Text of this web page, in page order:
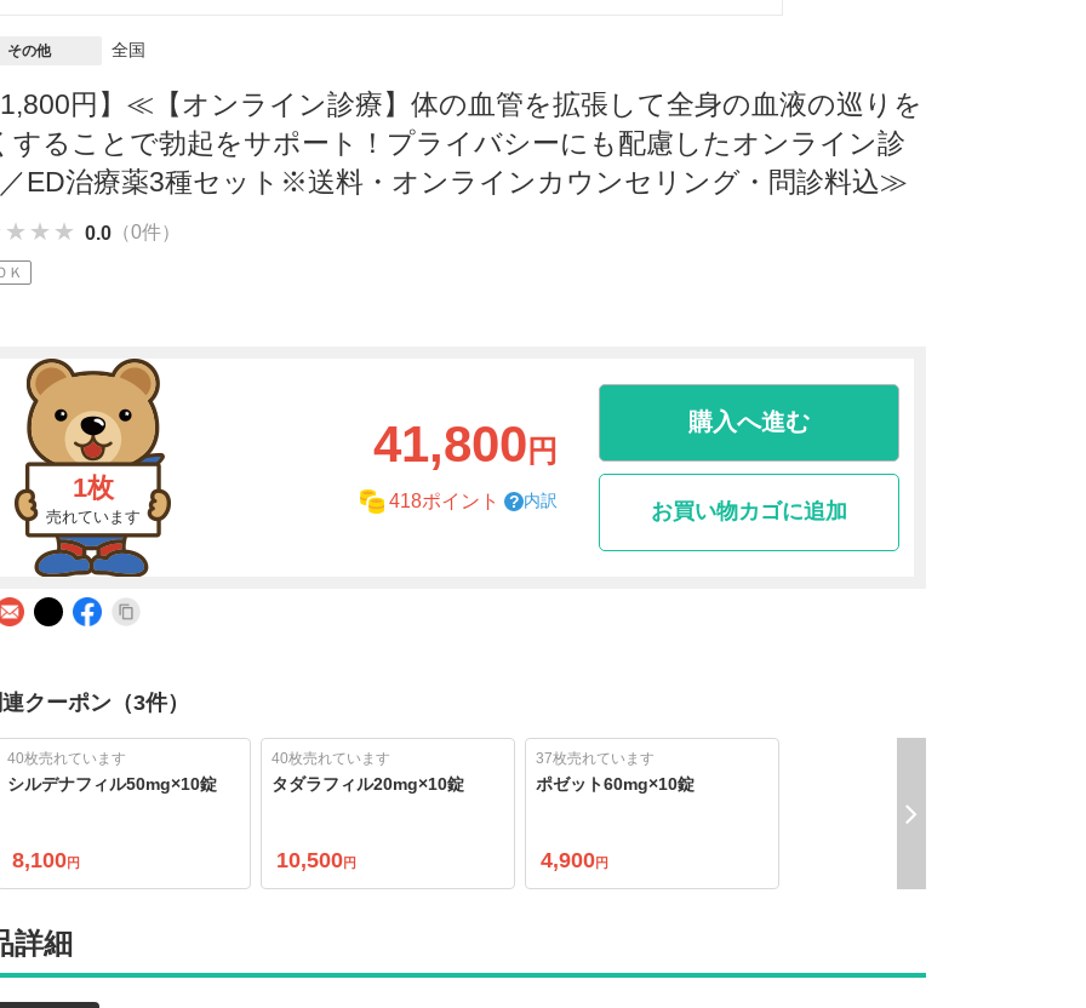
その他 全国
円】≪【オンライン診療】体の血管を拡張して全身の血液の巡りを
することで勃起をサポート！プライバシーにも配慮したオンライン診
ED治療薬3種セット※送料・オンラインカウンセリング・問診料込≫
0.0 （0件）
Ｋ
1枚
売れています
41,800 円
418ポイント 内訳
購入へ進む
お買い物カゴに追加
クーポン（3件）
40枚売れています
シルデナフィル50mg×10錠
8,100円
40枚売れています
タダラフィル20mg×10錠
10,500円
37枚売れています
ポゼット60mg×10錠
4,900円
詳細